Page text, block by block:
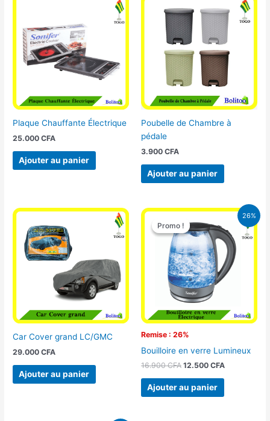
Plaque Chauffante Électrique
25.000CFA
Ajouter au panier
Poubelle de Chambre à
pédale
3.900 CFA
Ajouter au panier
Car Cover grand LC/GMC
29.000CFA
Ajouter au panier
26%
Promo !
Remise : 26%
Promo !
Bouilloire en verre Lumineux
16.900CFA
Le
prix
initial
16.900 CFA.
12.500 CFA
Le
prix
actuel
est :
12.500 CFA.
Ajouter au panier